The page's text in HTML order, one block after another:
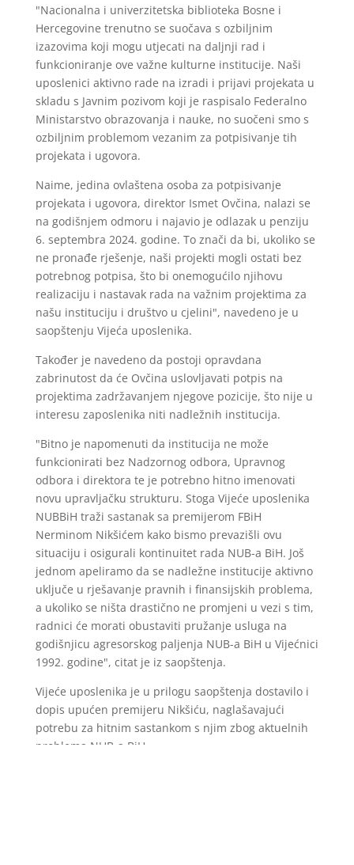
"Nacionalna i univerzitetska biblioteka Bosne i
Hercegovine trenutno se suočava s ozbiljnim
izazovima koji mogu utjecati na daljnji rad i
funkcioniranje ove važne kulturne institucije. Naši
uposlenici aktivno rade na izradi i prijavi projekata u
skladu s Javnim pozivom koji je raspisalo Federalno
Ministarstvo obrazovanja i nauke, no suočeni smo s
ozbiljnim problemom vezanim za potpisivanje tih
projekata i ugovora.
Naime, jedina ovlaštena osoba za potpisivanje
projekata i ugovora, direktor Ismet Ovčina, nalazi se
na godišnjem odmoru i najavio je odlazak u penziju
6. septembra 2024. godine. To znači da bi, ukoliko se
ne pronađe rješenje, naši projekti mogli ostati bez
potrebnog potpisa, što bi onemogućilo njihovu
realizaciju i nastavak rada na važnim projektima za
našu instituciju i društvo u cjelini", navedeno je u
saopštenju Vijeća uposlenika.
Također je navedeno da postoji opravdana
zabrinutost da će Ovčina uslovljavati potpis na
projektima zadržavanjem njegove pozicije, što nije u
interesu zaposlenika niti nadležnih institucija.
"Bitno je napomenuti da institucija ne može
funkcionirati bez Nadzornog odbora, Upravnog
odbora i direktora te je potrebno hitno imenovati
novu upravljačku strukturu. Stoga Vijeće uposlenika
NUBBiH traži sastanak sa premijerom FBiH
Nerminom Nikšićem kako bismo prevazišli ovu
situaciju i osigurali kontinuitet rada NUB-a BiH. Još
jednom apeliramo da se nadležne institucije aktivno
uključe u rješavanje pravnih i finansijskih problema,
a ukoliko se ništa drastično ne promjeni u vezi s tim,
radnici će morati obustaviti pružanje usluga na
godišnjicu agresorskog paljenja NUB-a BiH u Vijećnici
1992. godine", citat je iz saopštenja.
Vijeće uposlenika je u prilogu saopštenja dostavilo i
dopis upućen premijeru Nikšiću, naglašavajući
potrebu za hitnim sastankom s njim zbog aktuelnih
problema NUB-a BiH.